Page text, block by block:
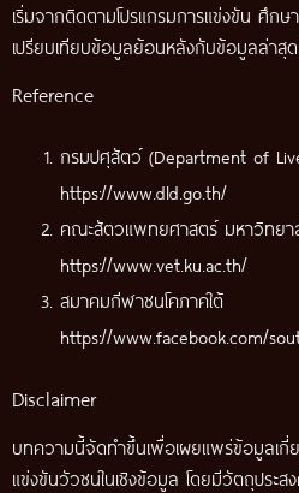
เริ่มจากติดตามโปรแกรมการแข่งขัน ศึ
เปรียบเทียบข้อมูลย้อนหลังกับข้อมูลล่าสุ
Reference
กรมปศุสัตว์ (Department of
https://www.dld.go.th/
คณะสัตวแพทยศาสตร์ มหาวิทยา
https://www.vet.ku.ac.th/
สมาคมกีฬาชนโคภาคใต้
https://www.facebook.com/
Disclaimer
บทความนี้จัดทำขึ้นเพื่อเผยแพร่ข้อมูลเ
แข่งขันวัวชนในเชิงข้อมูล โดยมีวัตถุประส